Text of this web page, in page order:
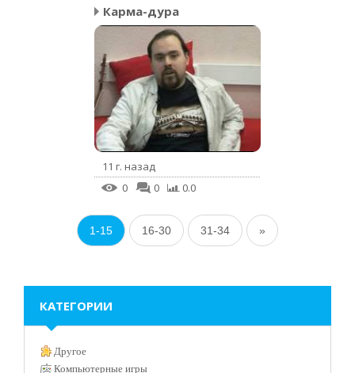
Карма-дура
11 г. назад
0
0 0.0
1-15 16-30 31-34 »
КАТЕГОРИИ
Другое
Компьютерные игры